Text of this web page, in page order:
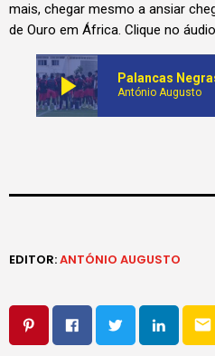
mais, chegar mesmo a ansiar
de Ouro em África. Clique no
play_arrow António Augusto
EDITOR:ANTÓNIO AUGUSTO
email